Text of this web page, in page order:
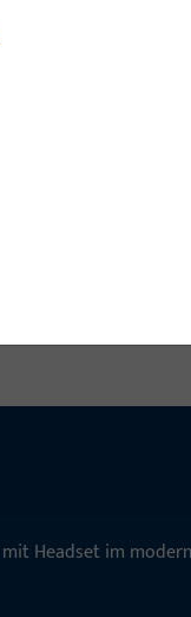
| SCHLIESSBLECH-L-
SCHLIESSBLECH-R-